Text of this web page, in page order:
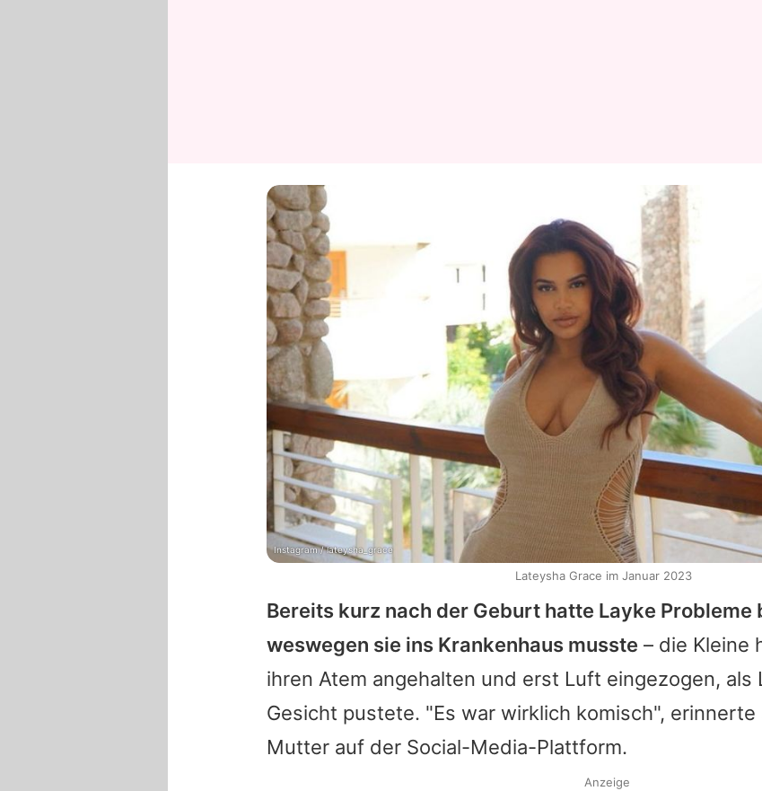
Bereits kurz nach der Geburt hatte Layke Probleme
weswegen sie ins Krankenhaus musste – die Kleine
ihren Atem angehalten und erst Luft eingezogen, als
Gesicht pustete. "Es war wirklich komisch",
Mutter auf der Social-Media-Plattform.
Instagram / lateysha_grace
Lateysha Grace im Januar 2023
Anzeige